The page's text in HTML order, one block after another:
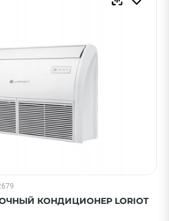
КОНДИЦИОНЕР LORIOT